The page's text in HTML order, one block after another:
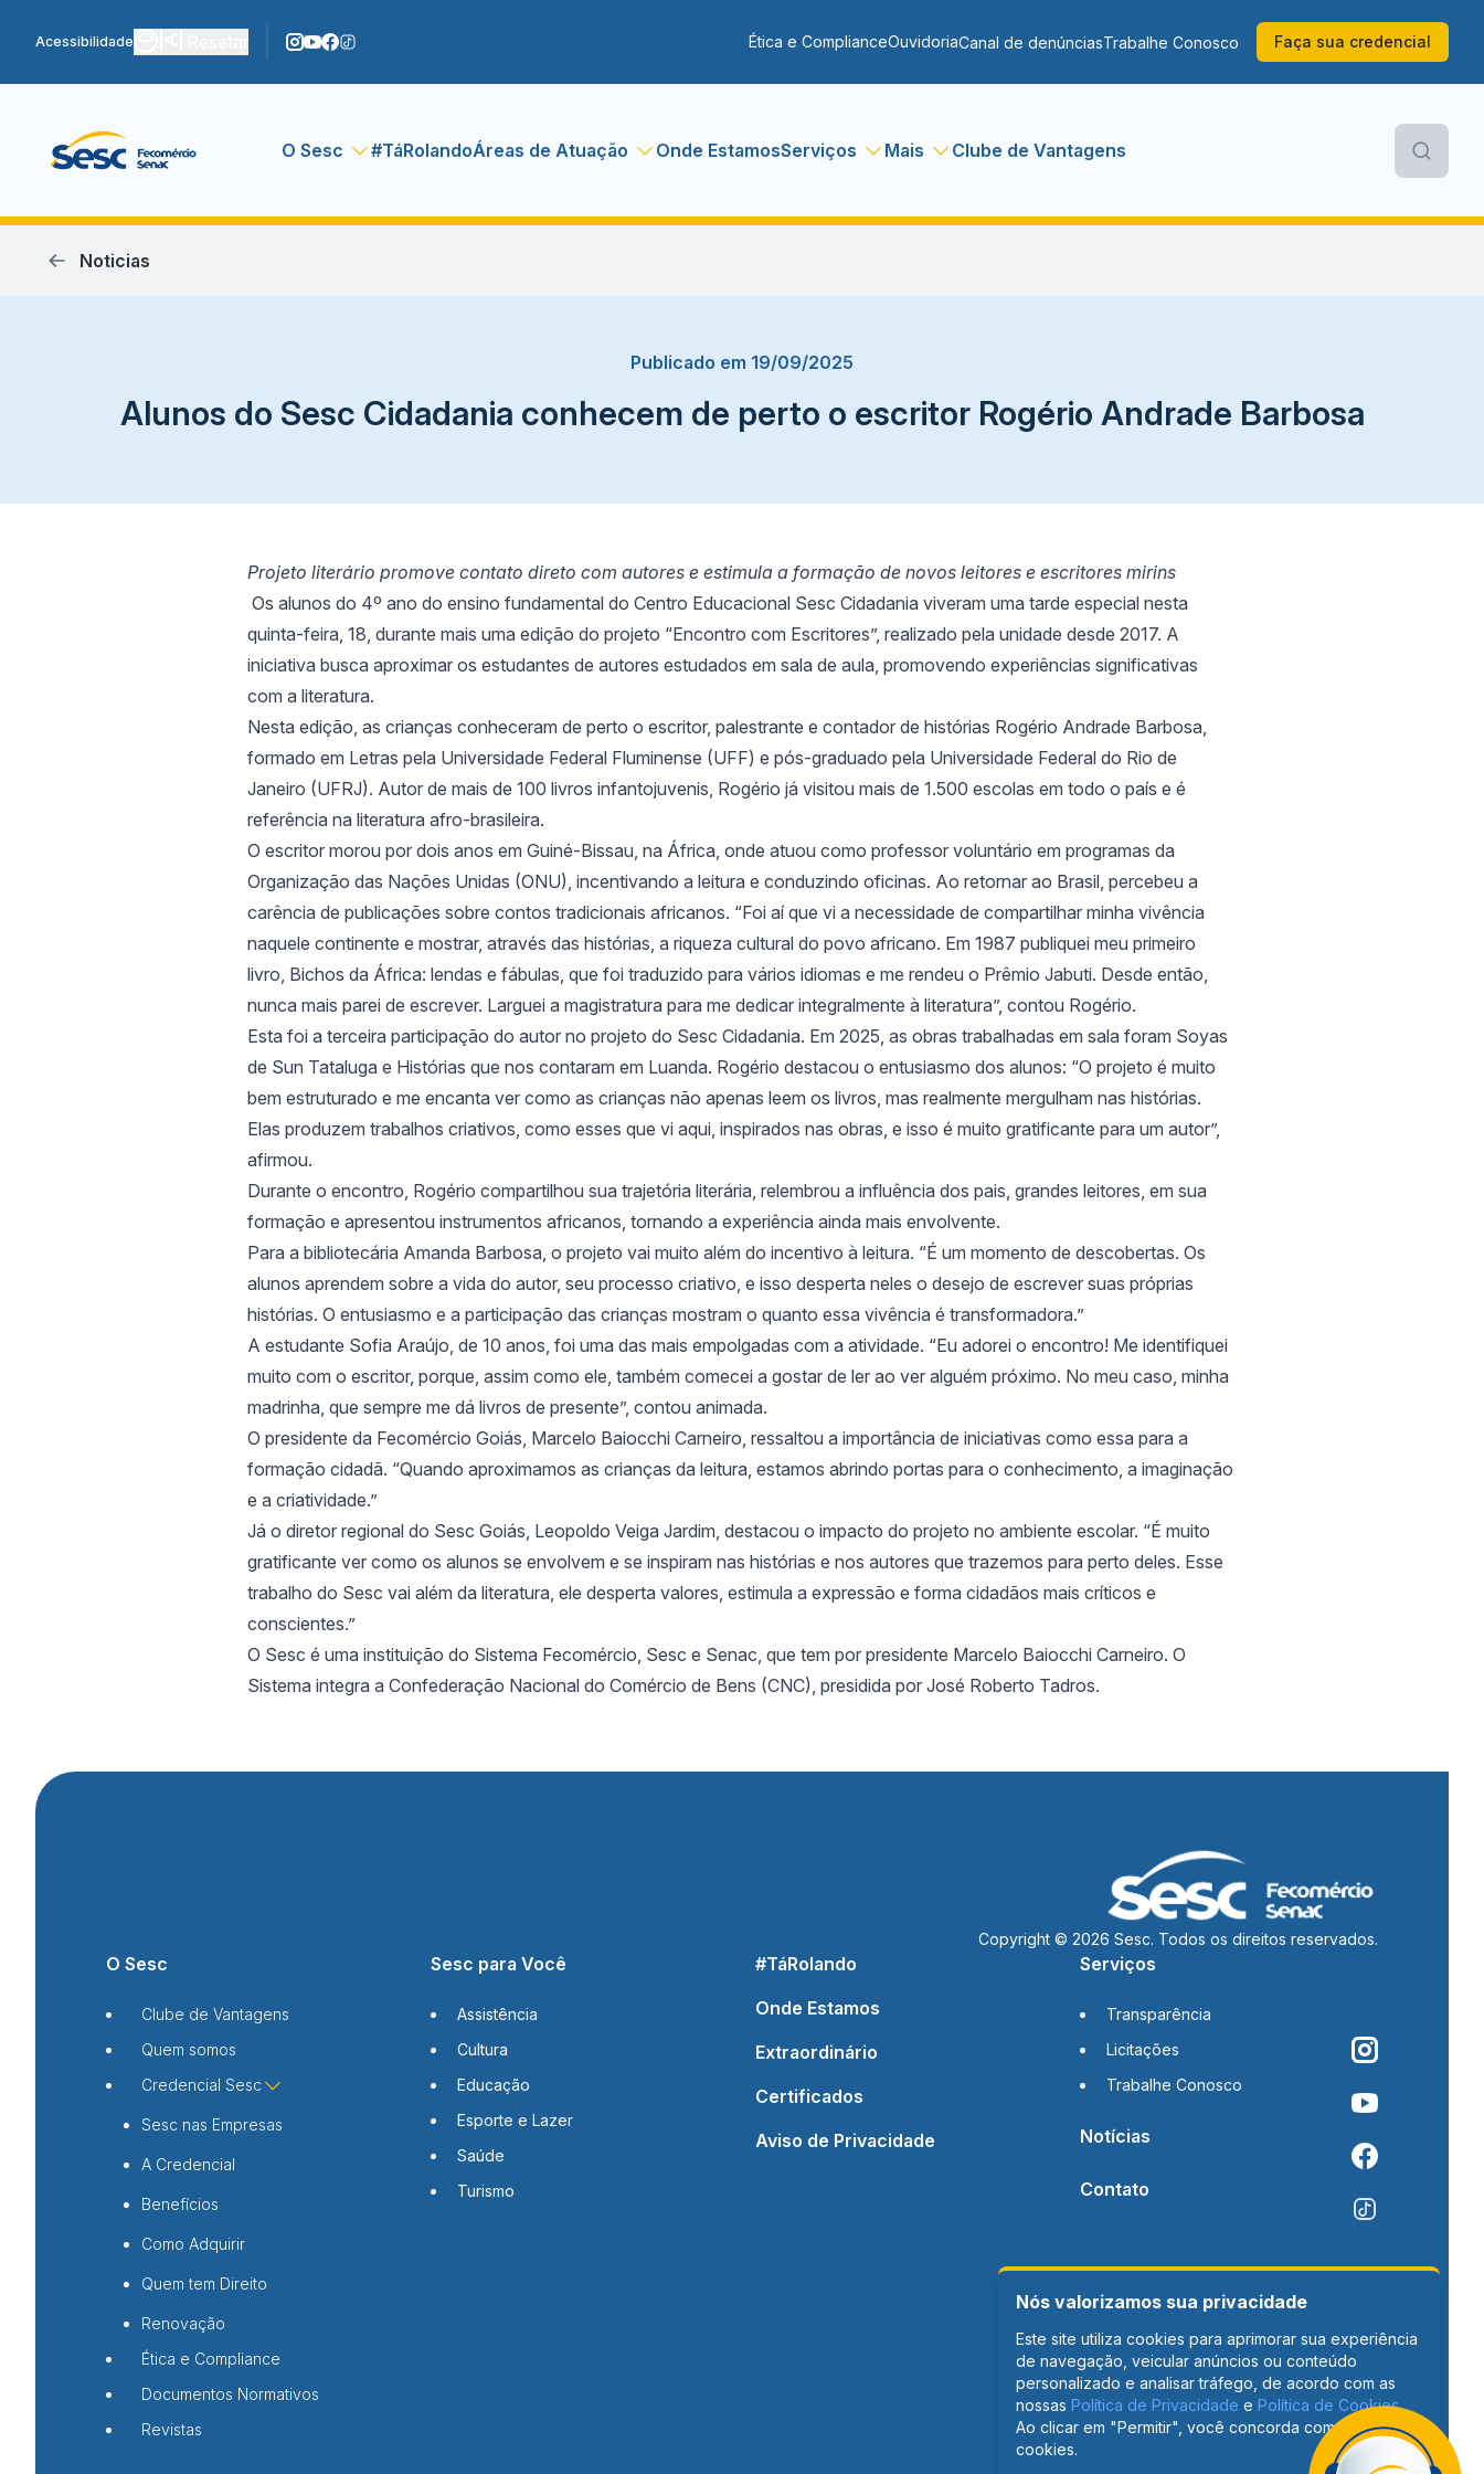
Acessibilidade Ética e ComplianceOuvidoriaCanal de denúnciasTrabalhe Conosco Faça sua credencial
O Sesc #TáRolandoÁreas de Atuação Onde EstamosServiços Mais Clube de Vantagens
Noticias
Publicado em 19/09/2025
Alunos do Sesc Cidadania conhecem de perto o escritor Rogério Andrade Barbosa
Projeto literário promove contato direto com autores e estimula a formação de novos leitores e escritores mirins
Os alunos do 4º ano do ensino fundamental do Centro Educacional Sesc Cidadania viveram uma tarde especial nesta
quinta-feira, 18, durante mais uma edição do projeto “Encontro com Escritores”, realizado pela unidade desde 2017. A
iniciativa busca aproximar os estudantes de autores estudados em sala de aula, promovendo experiências significativas
com a literatura.
Nesta edição, as crianças conheceram de perto o escritor, palestrante e contador de histórias Rogério Andrade Barbosa,
formado em Letras pela Universidade Federal Fluminense (UFF) e pós-graduado pela Universidade Federal do Rio de
Janeiro (UFRJ). Autor de mais de 100 livros infantojuvenis, Rogério já visitou mais de 1.500 escolas em todo o país e é
referência na literatura afro-brasileira.
O escritor morou por dois anos em Guiné-Bissau, na África, onde atuou como professor voluntário em programas da
Organização das Nações Unidas (ONU), incentivando a leitura e conduzindo oficinas. Ao retornar ao Brasil, percebeu a
carência de publicações sobre contos tradicionais africanos. “Foi aí que vi a necessidade de compartilhar minha vivência
naquele continente e mostrar, através das histórias, a riqueza cultural do povo africano. Em 1987 publiquei meu primeiro
livro, Bichos da África: lendas e fábulas, que foi traduzido para vários idiomas e me rendeu o Prêmio Jabuti. Desde então,
nunca mais parei de escrever. Larguei a magistratura para me dedicar integralmente à literatura”, contou Rogério.
Esta foi a terceira participação do autor no projeto do Sesc Cidadania. Em 2025, as obras trabalhadas em sala foram Soyas
de Sun Tataluga e Histórias que nos contaram em Luanda. Rogério destacou o entusiasmo dos alunos: “O projeto é muito
bem estruturado e me encanta ver como as crianças não apenas leem os livros, mas realmente mergulham nas histórias.
Elas produzem trabalhos criativos, como esses que vi aqui, inspirados nas obras, e isso é muito gratificante para um autor”,
afirmou.
Durante o encontro, Rogério compartilhou sua trajetória literária, relembrou a influência dos pais, grandes leitores, em sua
formação e apresentou instrumentos africanos, tornando a experiência ainda mais envolvente.
Para a bibliotecária Amanda Barbosa, o projeto vai muito além do incentivo à leitura. “É um momento de descobertas. Os
alunos aprendem sobre a vida do autor, seu processo criativo, e isso desperta neles o desejo de escrever suas próprias
histórias. O entusiasmo e a participação das crianças mostram o quanto essa vivência é transformadora.”
A estudante Sofia Araújo, de 10 anos, foi uma das mais empolgadas com a atividade. “Eu adorei o encontro! Me identifiquei
muito com o escritor, porque, assim como ele, também comecei a gostar de ler ao ver alguém próximo. No meu caso, minha
madrinha, que sempre me dá livros de presente”, contou animada.
O presidente da Fecomércio Goiás, Marcelo Baiocchi Carneiro, ressaltou a importância de iniciativas como essa para a
formação cidadã. “Quando aproximamos as crianças da leitura, estamos abrindo portas para o conhecimento, a imaginação
e a criatividade.”
Já o diretor regional do Sesc Goiás, Leopoldo Veiga Jardim, destacou o impacto do projeto no ambiente escolar. “É muito
gratificante ver como os alunos se envolvem e se inspiram nas histórias e nos autores que trazemos para perto deles. Esse
trabalho do Sesc vai além da literatura, ele desperta valores, estimula a expressão e forma cidadãos mais críticos e
conscientes.”
O Sesc é uma instituição do Sistema Fecomércio, Sesc e Senac, que tem por presidente Marcelo Baiocchi Carneiro. O
Sistema integra a Confederação Nacional do Comércio de Bens (CNC), presidida por José Roberto Tadros.
Copyright © 2026 Sesc. Todos os direitos reservados.
O Sesc
Clube de Vantagens
Quem somos
Credencial Sesc
Sesc nas Empresas
A Credencial
Benefícios
Como Adquirir
Quem tem Direito
Renovação
Ética e Compliance
Documentos Normativos
Revistas
Sesc para Você
Assistência
Cultura
Educação
Esporte e Lazer
Saúde
Turismo
#TáRolando
Onde Estamos
Extraordinário
Certificados
Aviso de Privacidade
Serviços
Transparência
Licitações
Trabalhe Conosco
Notícias
Contato
Nós valorizamos sua privacidade
Este site utiliza cookies para aprimorar sua experiência
de navegação, veicular anúncios ou conteúdo
personalizado e analisar tráfego, de acordo com as
nossas Política de Privacidade e Política de Cookies.
Ao clicar em "Permitir", você concorda com o uso de
cookies.